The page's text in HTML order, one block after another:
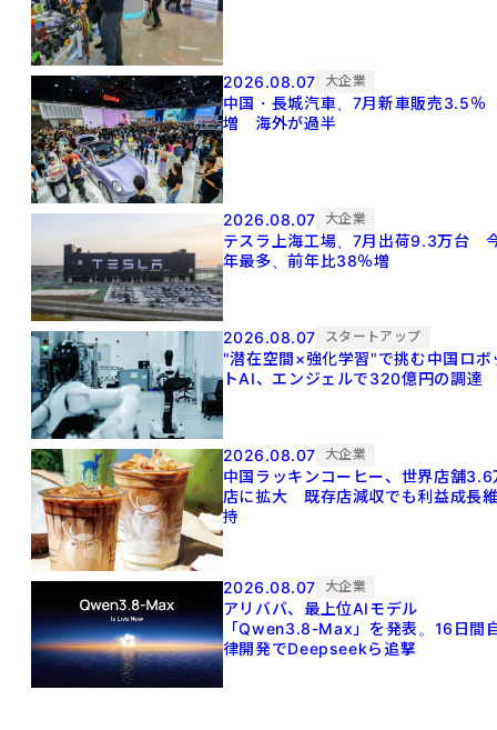
2026.08.07 大企業
中国・長城汽車、7月新車販売3.5％
増 海外が過半
2026.08.07 大企業
テスラ上海工場、7月出荷9.3万台
年最多、前年比38％増
2026.08.07 スタートアップ
"潜在空間×強化学習"で挑む中国ロボ
トAI、エンジェルで320億円の調達
2026.08.07 大企業
中国ラッキンコーヒー、世界店舗3.6
店に拡大 既存店減収でも利益成長
持
2026.08.07 大企業
アリババ、最上位AIモデル
「Qwen3.8-Max」を発表。16日間
律開発でDeepseekら追撃